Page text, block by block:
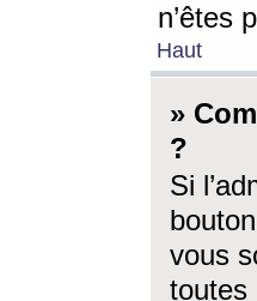
n’êtes
Haut
»
?
Si
vous
toutes